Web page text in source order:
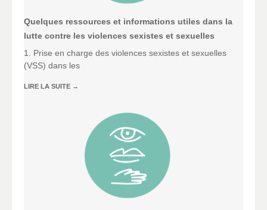
Quelques ressources et informations utiles dans la
lutte contre les violences sexistes et sexuelles
1. Prise en charge des violences sexistes et sexuelles
(VSS) dans les
LIRE LA SUITE →